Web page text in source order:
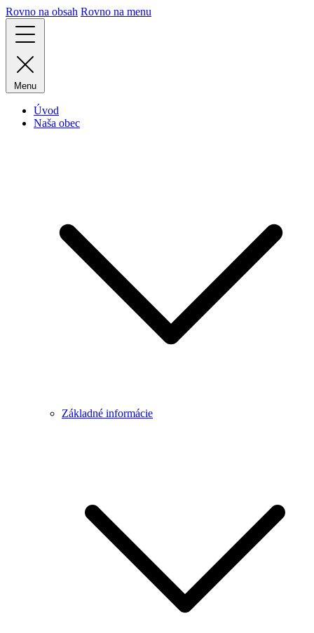
Rovno na obsah Rovno na menu
Menu
Úvod
Naša obec
Základné informácie